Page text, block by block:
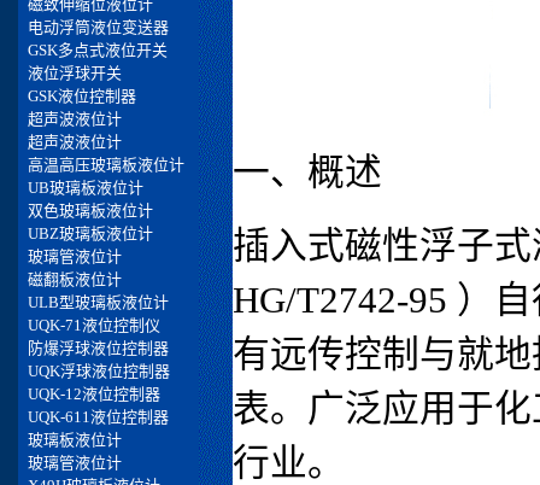
一、概述
插入式磁性浮子
HG/T2742-95 ）
有远传控制与就
表。广泛应用于
行业。